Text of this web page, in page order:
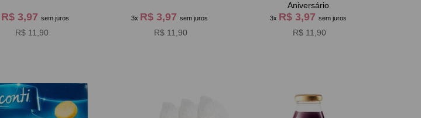
R$ 3,97 sem juros
R$ 11,90
3x R$ 3,97 sem juros
R$ 11,90
Aniversário
3x R$ 3,97 sem juros
R$ 11,90